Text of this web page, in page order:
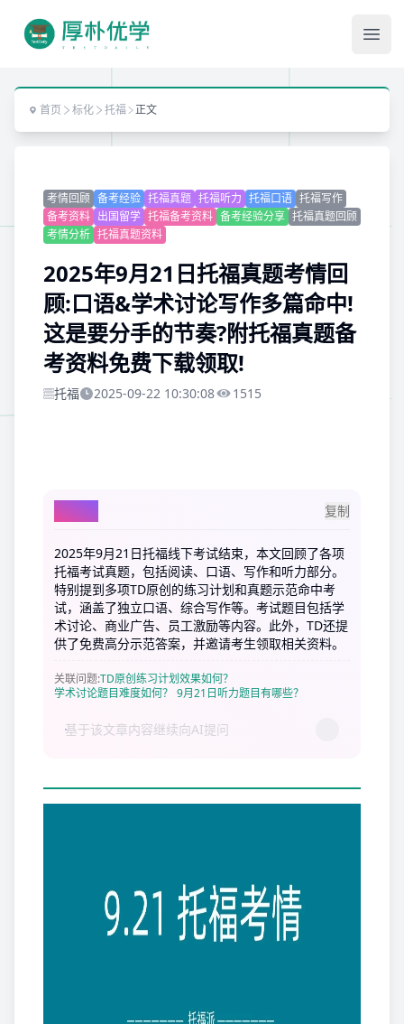
首页 标化 托福 正文
考情回顾 备考经验 托福真题 托福听力 托福口语 托福写作
备考资料 出国留学 托福备考资料 备考经验分享 托福真题回顾
考情分析 托福真题资料
2025年9月21日托福真题考情回
顾:口语&学术讨论写作多篇命中!
这是要分手的节奏?附托福真题备
考资料免费下载领取!
托福 2025-09-22 10:30:08 1515
AI总结 复制
2025年9月21日托福线下考试结束，本文回顾了各项
托福考试真题，包括阅读、口语、写作和听力部分。
特别提到多项TD原创的练习计划和真题示范命中考
试，涵盖了独立口语、综合写作等。考试题目包括学
术讨论、商业广告、员工激励等内容。此外，TD还提
供了免费高分示范答案，并邀请考生领取相关资料。
关联问题:TD原创练习计划效果如何？
学术讨论题目难度如何？ 9月21日听力题目有哪些？